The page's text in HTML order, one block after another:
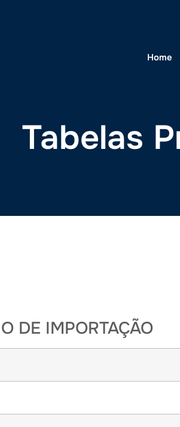
Home
Tabelas
DE IMPORTAÇÃO